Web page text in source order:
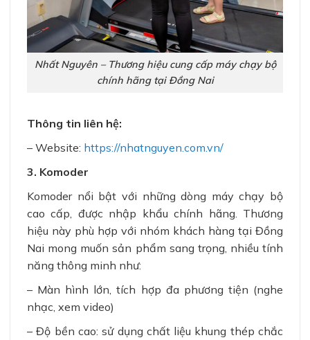
Nhất Nguyên – Thương hiệu cung cấp máy chạy bộ
chính hãng tại Đồng Nai
Thông tin liên hệ:
– Website: https://nhatnguyen.com.vn/
3. Komoder
Komoder nổi bật với những dòng máy chạy bộ
cao cấp, được nhập khẩu chính hãng. Thương
hiệu này phù hợp với nhóm khách hàng tại Đồng
Nai mong muốn sản phẩm sang trọng, nhiều tính
năng thông minh như:
– Màn hình lớn, tích hợp đa phương tiện (nghe
nhạc, xem video)
– Độ bền cao: sử dụng chất liệu khung thép chắc